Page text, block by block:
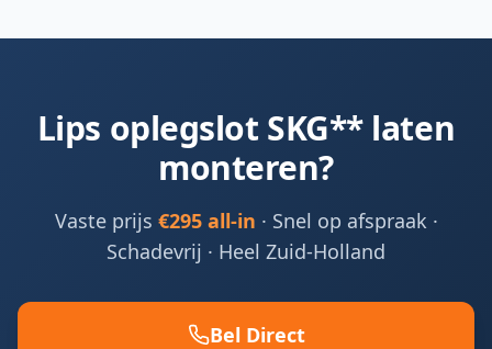
Lips oplegslot SKG** laten
monteren?
Vaste prijs €295 all-in · Snel op afspraak ·
Schadevrij · Heel Zuid-Holland
Bel Direct